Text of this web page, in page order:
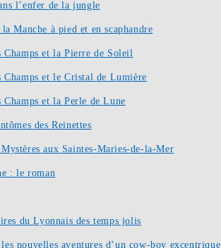
l’enfer de la jungle
Manche à pied et en scaphandre
Champs et la Pierre de Soleil
Champs et le Cristal de Lumière
Champs et la Perle de Lune
des Reinettes
aux Saintes-Maries-de-la-Mer
: le roman
du Lyonnais des temps jolis
nouvelles aventures d’un cow-boy excentrique